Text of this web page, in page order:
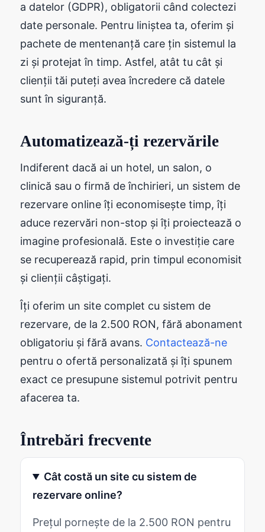
a datelor (GDPR), obligatorii când colectezi
date personale. Pentru liniștea ta, oferim și
pachete de mentenanță care țin sistemul la
zi și protejat în timp. Astfel, atât tu cât și
clienții tăi puteți avea încredere că datele
sunt în siguranță.
Automatizează-ți rezervările
Indiferent dacă ai un hotel, un salon, o
clinică sau o firmă de închirieri, un sistem de
rezervare online îți economisește timp, îți
aduce rezervări non-stop și îți proiectează o
imagine profesională. Este o investiție care
se recuperează rapid, prin timpul economisit
și clienții câștigați.
Îți oferim un site complet cu sistem de
rezervare, de la 2.500 RON, fără abonament
obligatoriu și fără avans. Contactează-ne
pentru o ofertă personalizată și îți spunem
exact ce presupune sistemul potrivit pentru
afacerea ta.
Întrebări frecvente
Cât costă un site cu sistem de
rezervare online?
Prețul pornește de la 2.500 RON pentru